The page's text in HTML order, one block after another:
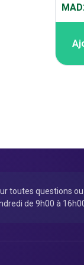
toutes questions
de 9h00 à